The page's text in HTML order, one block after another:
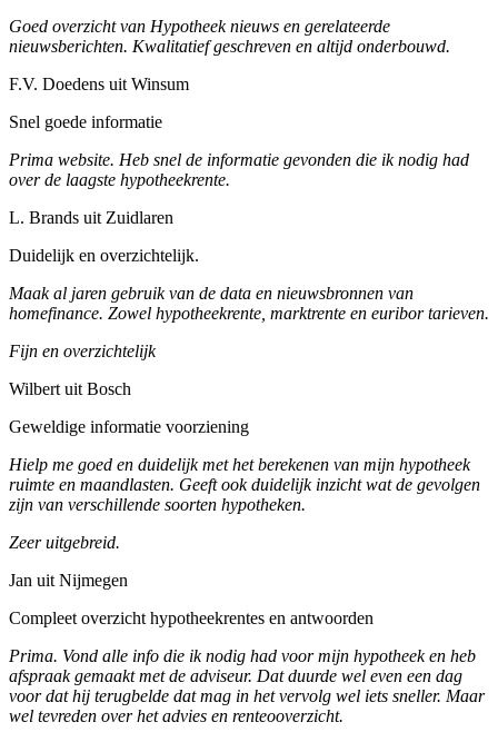
Goed overzicht van Hypotheek nieuws en gerelateerde
nieuwsberichten. Kwalitatief geschreven en altijd onderbouwd.
F.V. Doedens uit Winsum
Snel goede informatie
Prima website. Heb snel de informatie gevonden die ik nodig had
over de laagste hypotheekrente.
L. Brands uit Zuidlaren
Duidelijk en overzichtelijk.
Maak al jaren gebruik van de data en nieuwsbronnen van
homefinance. Zowel hypotheekrente, marktrente en euribor tarieven.
Fijn en overzichtelijk
Wilbert uit Bosch
Geweldige informatie voorziening
Hielp me goed en duidelijk met het berekenen van mijn hypotheek
ruimte en maandlasten. Geeft ook duidelijk inzicht wat de gevolgen
zijn van verschillende soorten hypotheken.
Zeer uitgebreid.
Jan uit Nijmegen
Compleet overzicht hypotheekrentes en antwoorden
Prima. Vond alle info die ik nodig had voor mijn hypotheek en heb
afspraak gemaakt met de adviseur. Dat duurde wel even een dag
voor dat hij terugbelde dat mag in het vervolg wel iets sneller. Maar
wel tevreden over het advies en renteooverzicht.